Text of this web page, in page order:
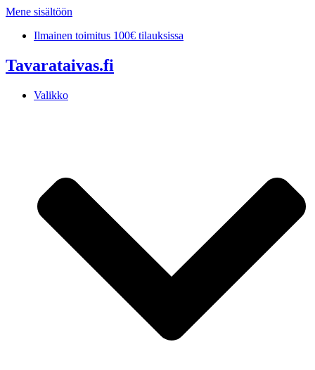
Mene sisältöön
Ilmainen toimitus 100€ tilauksissa
Tavarataivas.fi
Valikko